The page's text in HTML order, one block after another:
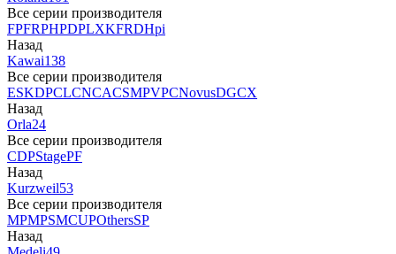
Все серии производителя
FPFRPHPDPLXKFRDHpi
Назад
Kawai138
Все серии производителя
ESKDPCLCNCACSMPVPCNovusDGCX
Назад
Orla24
Все серии производителя
CDPStagePF
Назад
Kurzweil53
Все серии производителя
MPMPSMCUPOthersSP
Назад